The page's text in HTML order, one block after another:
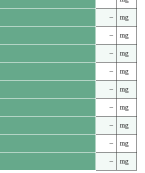
– mg
– mg
– mg
– mg
– mg
– mg
– mg
– mg
– mg